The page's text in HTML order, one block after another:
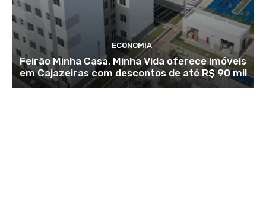
ECONOMIA
Feirão Minha Casa, Minha Vida oferece imóveis
em Cajazeiras com descontos de até R$ 90 mil